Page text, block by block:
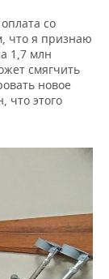
со
что я признаю
1,7 млн
смягчить
новое
что этого